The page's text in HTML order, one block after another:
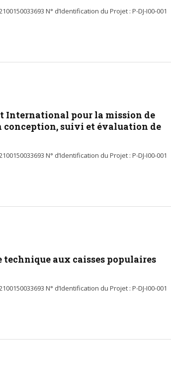
N° d’Identification du Projet : P-DJ-I00-001
International pour la mission de
conception, suivi et évaluation de
N° d’Identification du Projet : P-DJ-I00-001
aux caisses populaires
N° d’Identification du Projet : P-DJ-I00-001